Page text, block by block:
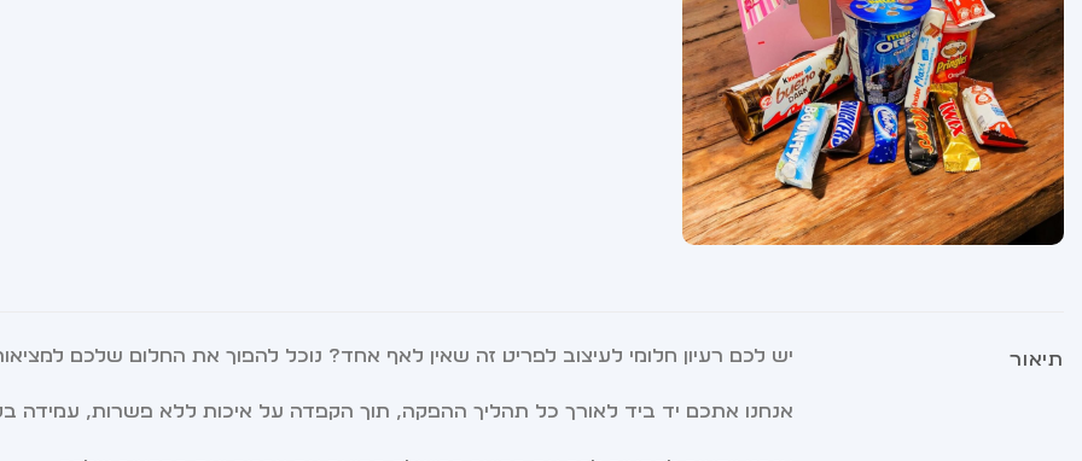
תיאור יש לכם רעיון חלומי לעיצוב לפריט זה שאין לאף אחד? נוכל להפוך את החלום שלכם
אנחנו אתכם יד ביד לאורך כל תהליך ההפקה, תוך הקפדה על איכות ללא פשרות, עמידה